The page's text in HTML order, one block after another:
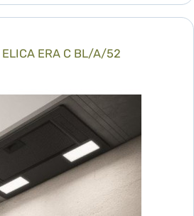
ERA C BL/A/52